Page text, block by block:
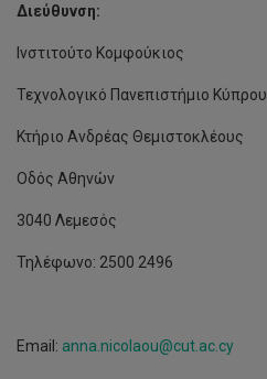
Διεύθυνση:
Ινστιτούτο Κομφούκιος
Τεχνολογικό Πανεπιστήμιο Κύπρου
Κτήριο Ανδρέας Θεμιστοκλέους
Οδός Αθηνών
3040 Λεμεσός
Τηλέφωνο: 2500 2496
Email: anna.nicolaou@cut.ac.cy